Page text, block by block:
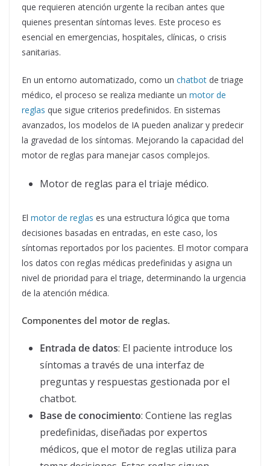
que requieren atención urgente la reciban antes que
quienes presentan síntomas leves. Este proceso es
esencial en emergencias, hospitales, clínicas, o crisis
sanitarias.
En un entorno automatizado, como un chatbot de triage
médico, el proceso se realiza mediante un motor de
reglas que sigue criterios predefinidos. En sistemas
avanzados, los modelos de IA pueden analizar y predecir
la gravedad de los síntomas. Mejorando la capacidad del
motor de reglas para manejar casos complejos.
Motor de reglas para el triaje médico.
El motor de reglas es una estructura lógica que toma
decisiones basadas en entradas, en este caso, los
síntomas reportados por los pacientes. El motor compara
los datos con reglas médicas predefinidas y asigna un
nivel de prioridad para el triage, determinando la urgencia
de la atención médica.
Componentes del motor de reglas.
Entrada de datos: El paciente introduce los
síntomas a través de una interfaz de
preguntas y respuestas gestionada por el
chatbot.
Base de conocimiento: Contiene las reglas
predefinidas, diseñadas por expertos
médicos, que el motor de reglas utiliza para